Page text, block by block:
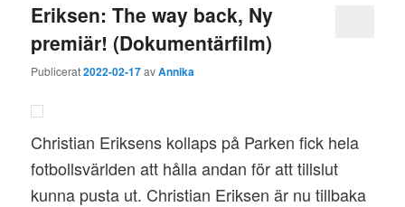
Eriksen: The way back, Ny
premiär! (Dokumentärfilm)
Publicerat2022-02-17avAnnika
Christian Eriksens kollaps på Parken fick hela
fotbollsvärlden att hålla andan för att tillslut
kunna pusta ut. Christian Eriksen är nu tillbaka